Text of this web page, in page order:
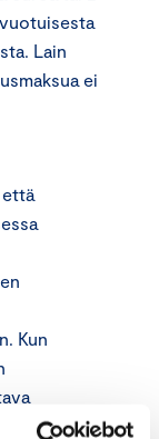
Lain
ei
että
Kun